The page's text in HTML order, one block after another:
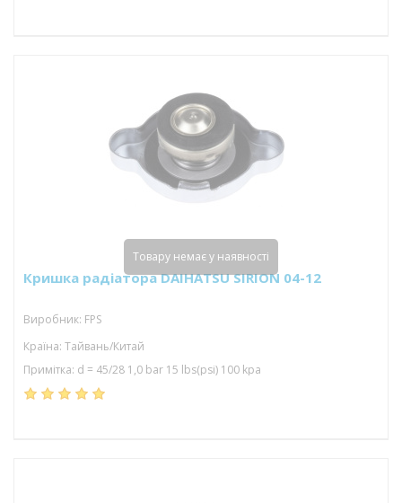
Кришка радіатора DAIHATSU SIRION 04-12
Виробник: FPS
Країна: Тайвань/Китай
Примітка: d = 45/28 1,0 bar 15 lbs(psi) 100 kpa
Товару немає у наявності